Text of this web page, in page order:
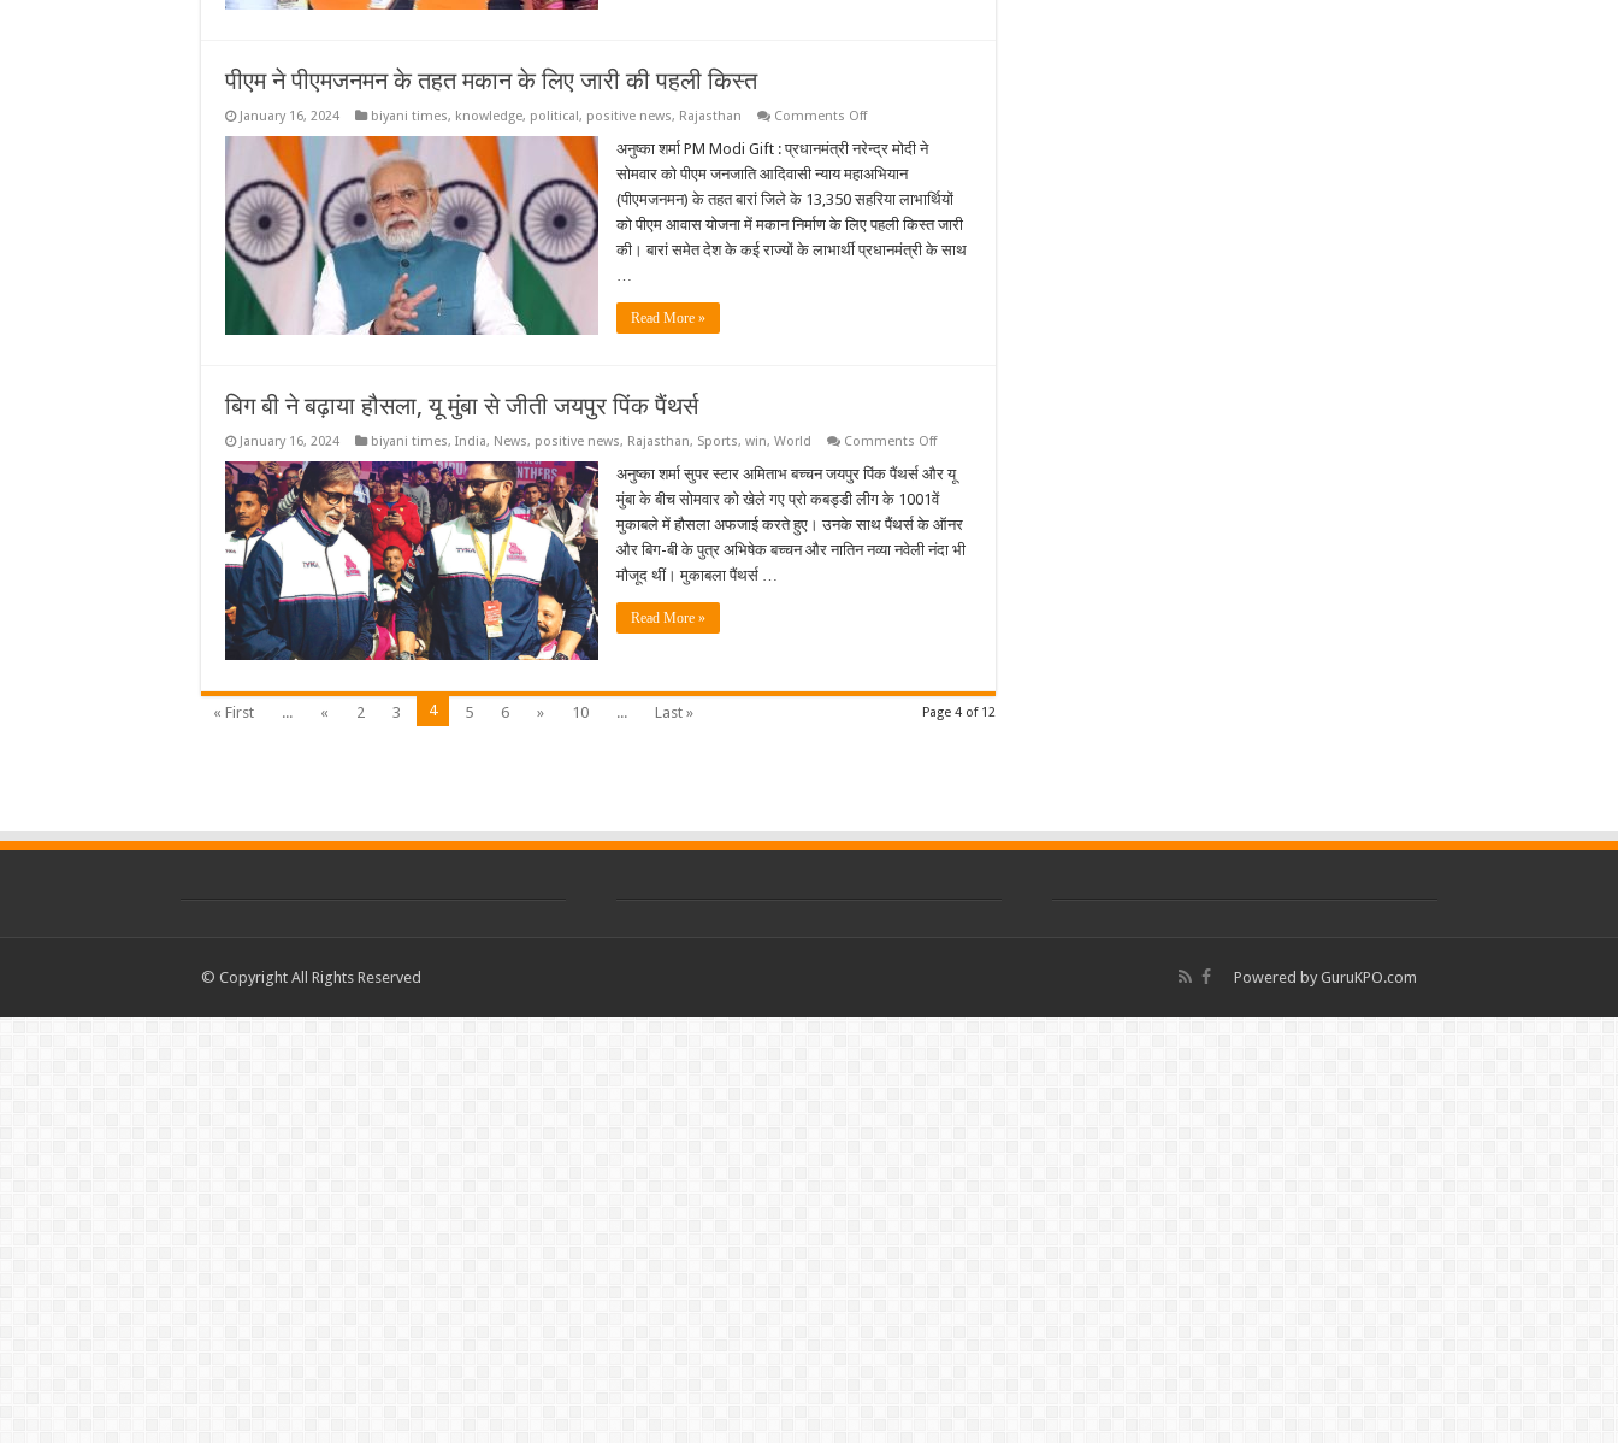
पीएम ने पीएमजनमन के तहत मकान के लिए जारी की पहली किस्त
January 16, 2024 biyani times, knowledge, political, positive news, Rajasthan Comments Offon
ने
पीएमजनमन
के
तहत
मकान
के
जारी
अनुष्का शर्मा PM Modi Gift : प्रधानमंत्री नरेन्द्र मोदी ने
सोमवार को पीएम जनजाति आदिवासी न्याय महाअभियान
(पीएमजनमन) के तहत बारां जिले के 13,350 सहरिया लाभार्थियों
को पीएम आवास योजना में मकान निर्माण के लिए पहली किस्त जारी
की। बारां समेत देश के कई राज्यों के लाभार्थी प्रधानमंत्री के साथ
…
Read More »
बिग बी ने बढ़ाया हौसला, यू मुंबा से जीती जयपुर पिंक पैंथर्स
January 16, 2024 biyani times, India, News, positive news, Rajasthan, Sports, win, World Comments Offon
बी
बढ़ाया
हौसला,
यू
मुंबा
अनुष्का शर्मा सुपर स्टार अमिताभ बच्चन जयपुर पिंक पैंथर्स और यू
मुंबा के बीच सोमवार को खेले गए प्रो कबड्डी लीग के 1001वें
मुकाबले में हौसला अफजाई करते हुए। उनके साथ पैंथर्स के ऑनर
और बिग-बी के पुत्र अभिषेक बच्चन और नातिन नव्या नवेली नंदा भी
मौजूद थीं। मुकाबला पैंथर्स …
Read More »
Page 4 of 12
« First ... « 2 3 4 5 6 » 10 ... Last »
Powered by GuruKPO.com
© Copyright All Rights Reserved